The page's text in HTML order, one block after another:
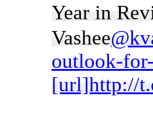
Year in
Vashee
outlook-
[url]http://